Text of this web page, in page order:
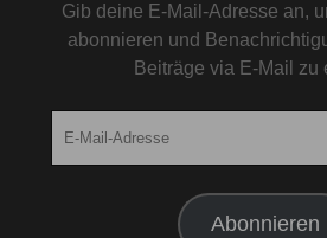
Gib deine E-Mail-Adresse an,
abonnieren und
Beiträge via E-Mail zu
Abonnieren